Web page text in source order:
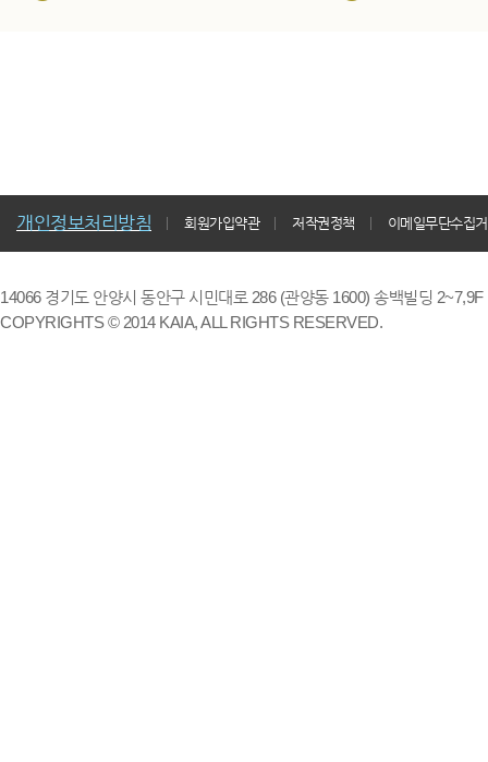
개인정보처리방침 회원가입약관 저작권정책 이메일무단수집
14066 경기도 안양시 동안구 시민대로 286 (관양동 1600) 송백빌딩
COPYRIGHTS © 2014 KAIA, ALL RIGHTS RESERVED.